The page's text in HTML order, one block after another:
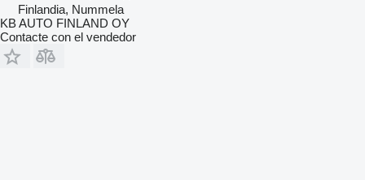
Finlandia, Nummela
KB AUTO FINLAND OY
Contacte con el vendedor